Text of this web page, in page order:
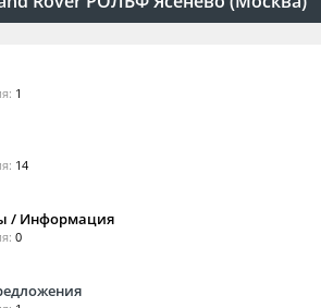
1
14
/ Информация
0